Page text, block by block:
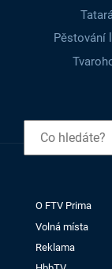
Pěstování
O FTV Prima
Volná místa
Reklama